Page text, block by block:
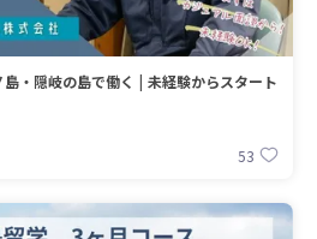
島・隠岐の島で働く | 未経験からスタート
53